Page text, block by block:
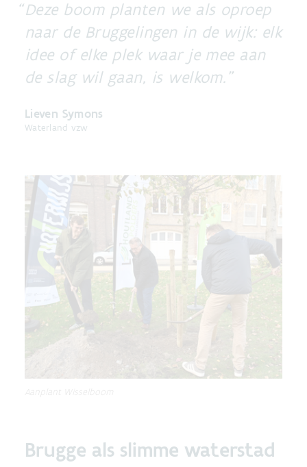
Deze boom planten we als oproep
naar de Bruggelingen in de wijk: elk
idee of elke plek waar je mee aan
de slag wil gaan, is welkom.
Lieven Symons
Waterland vzw
Brugge als slimme waterstad